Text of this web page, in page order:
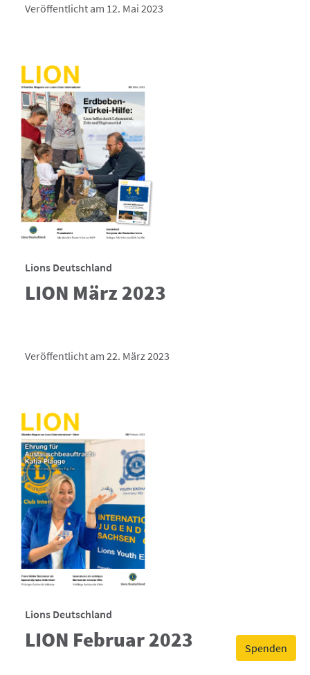
Spenden
Veröffentlicht am 12. Mai 2023
Lions Deutschland
LION März 2023
Veröffentlicht am 22. März 2023
Lions Deutschland
LION Februar 2023